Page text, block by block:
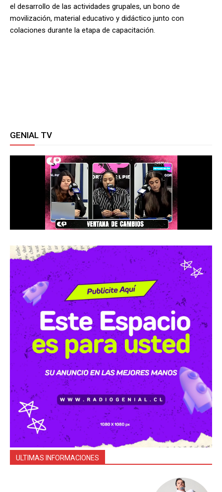
el desarrollo de las actividades grupales, un bono de
movilización, material educativo y didáctico junto con
colaciones durante la etapa de capacitación.
GENIAL TV
ULTIMAS INFORMACIONES